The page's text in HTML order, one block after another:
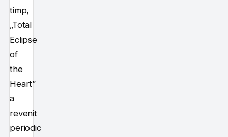
timp,
„Total
Eclipse
of
the
Heart”
a
revenit
periodic